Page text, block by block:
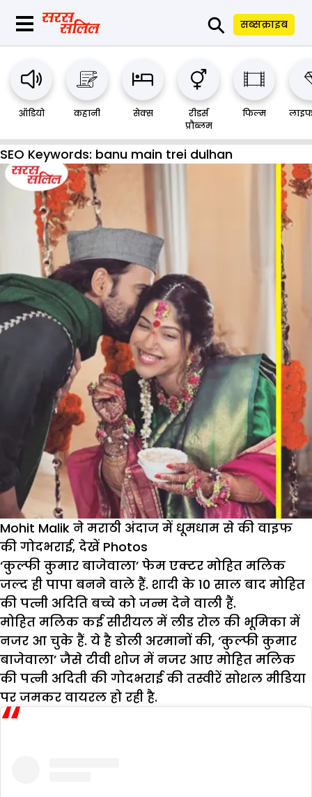
⚲ सब्सक्राइब
ऑडियो कहानी सेक्स
रीडर्स
प्रौब्लम
फिल्म
SEO Keywords: banu main trei dulhan
Mohit Malik ने मराठी अंदाज में धूमधाम से की वाइफ
की गोदभराई, देखें Photos
‘कुल्फी कुमार बाजेवाला’ फेम एक्टर मोहित मलिक
जल्द ही पापा बनने वाले हैं. शादी के 10 साल बाद मोहित
की पत्नी अदिति बच्चे को जन्म देने वाली हैं.
मोहित मलिक कई सीरीयल में लीड रोल की भूमिका में
नजर आ चुके हैं. ये है डोली अरमानों की, ‘कुल्फी कुमार
बाजेवाला’ जैसे टीवी शोज में नजर आए मोहित मलिक
की पत्नी अदिती की गोदभराई की तस्वीरें सोशल मीडिया
पर जमकर वायरल हो रही है.